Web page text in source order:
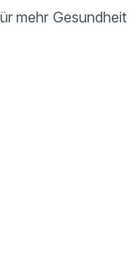
mehr Gesundheit